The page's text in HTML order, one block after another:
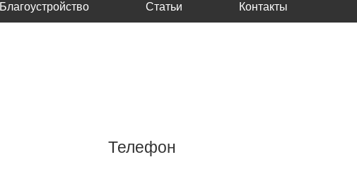
Благоустройство Статьи Контакты
Телефон